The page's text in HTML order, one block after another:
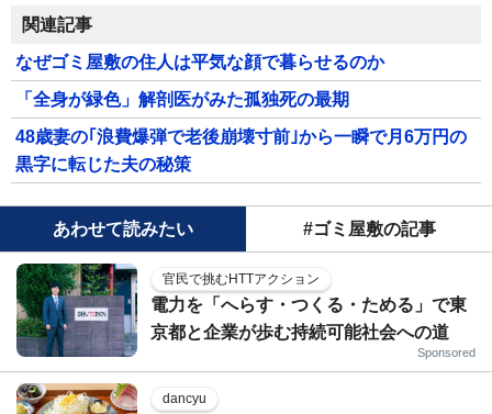
関連記事
なぜゴミ屋敷の住人は平気な顔で暮らせるのか
「全身が緑色」解剖医がみた孤独死の最期
48歳妻の｢浪費爆弾で老後崩壊寸前｣から一瞬で月6万円の
黒字に転じた夫の秘策
あわせて読みたい #ゴミ屋敷の記事
官民で挑むHTTアクション
電力を「へらす・つくる・ためる」で東
京都と企業が歩む持続可能社会への道
Sponsored
dancyu